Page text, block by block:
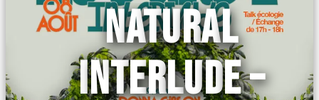
NATURAL
INTERLUDE –